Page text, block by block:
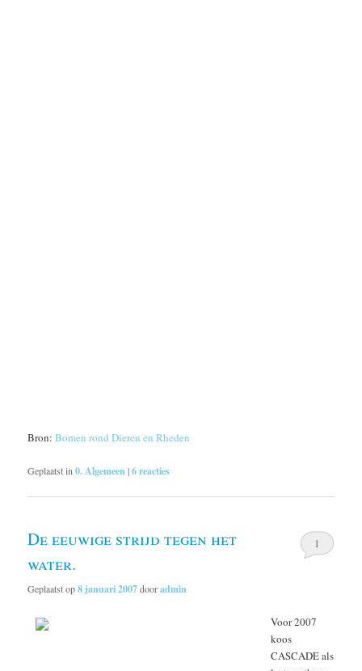
Bron:Bomen rond Dieren en Rheden
Geplaatst in0. Algemeen |6reacties
De eeuwige strijd tegen het
water.
Geplaatst op8 januari 2007dooradmin
1
Voor 2007
koos
CASCADE als